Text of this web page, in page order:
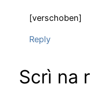
[verschoben]
Reply
Scrì na